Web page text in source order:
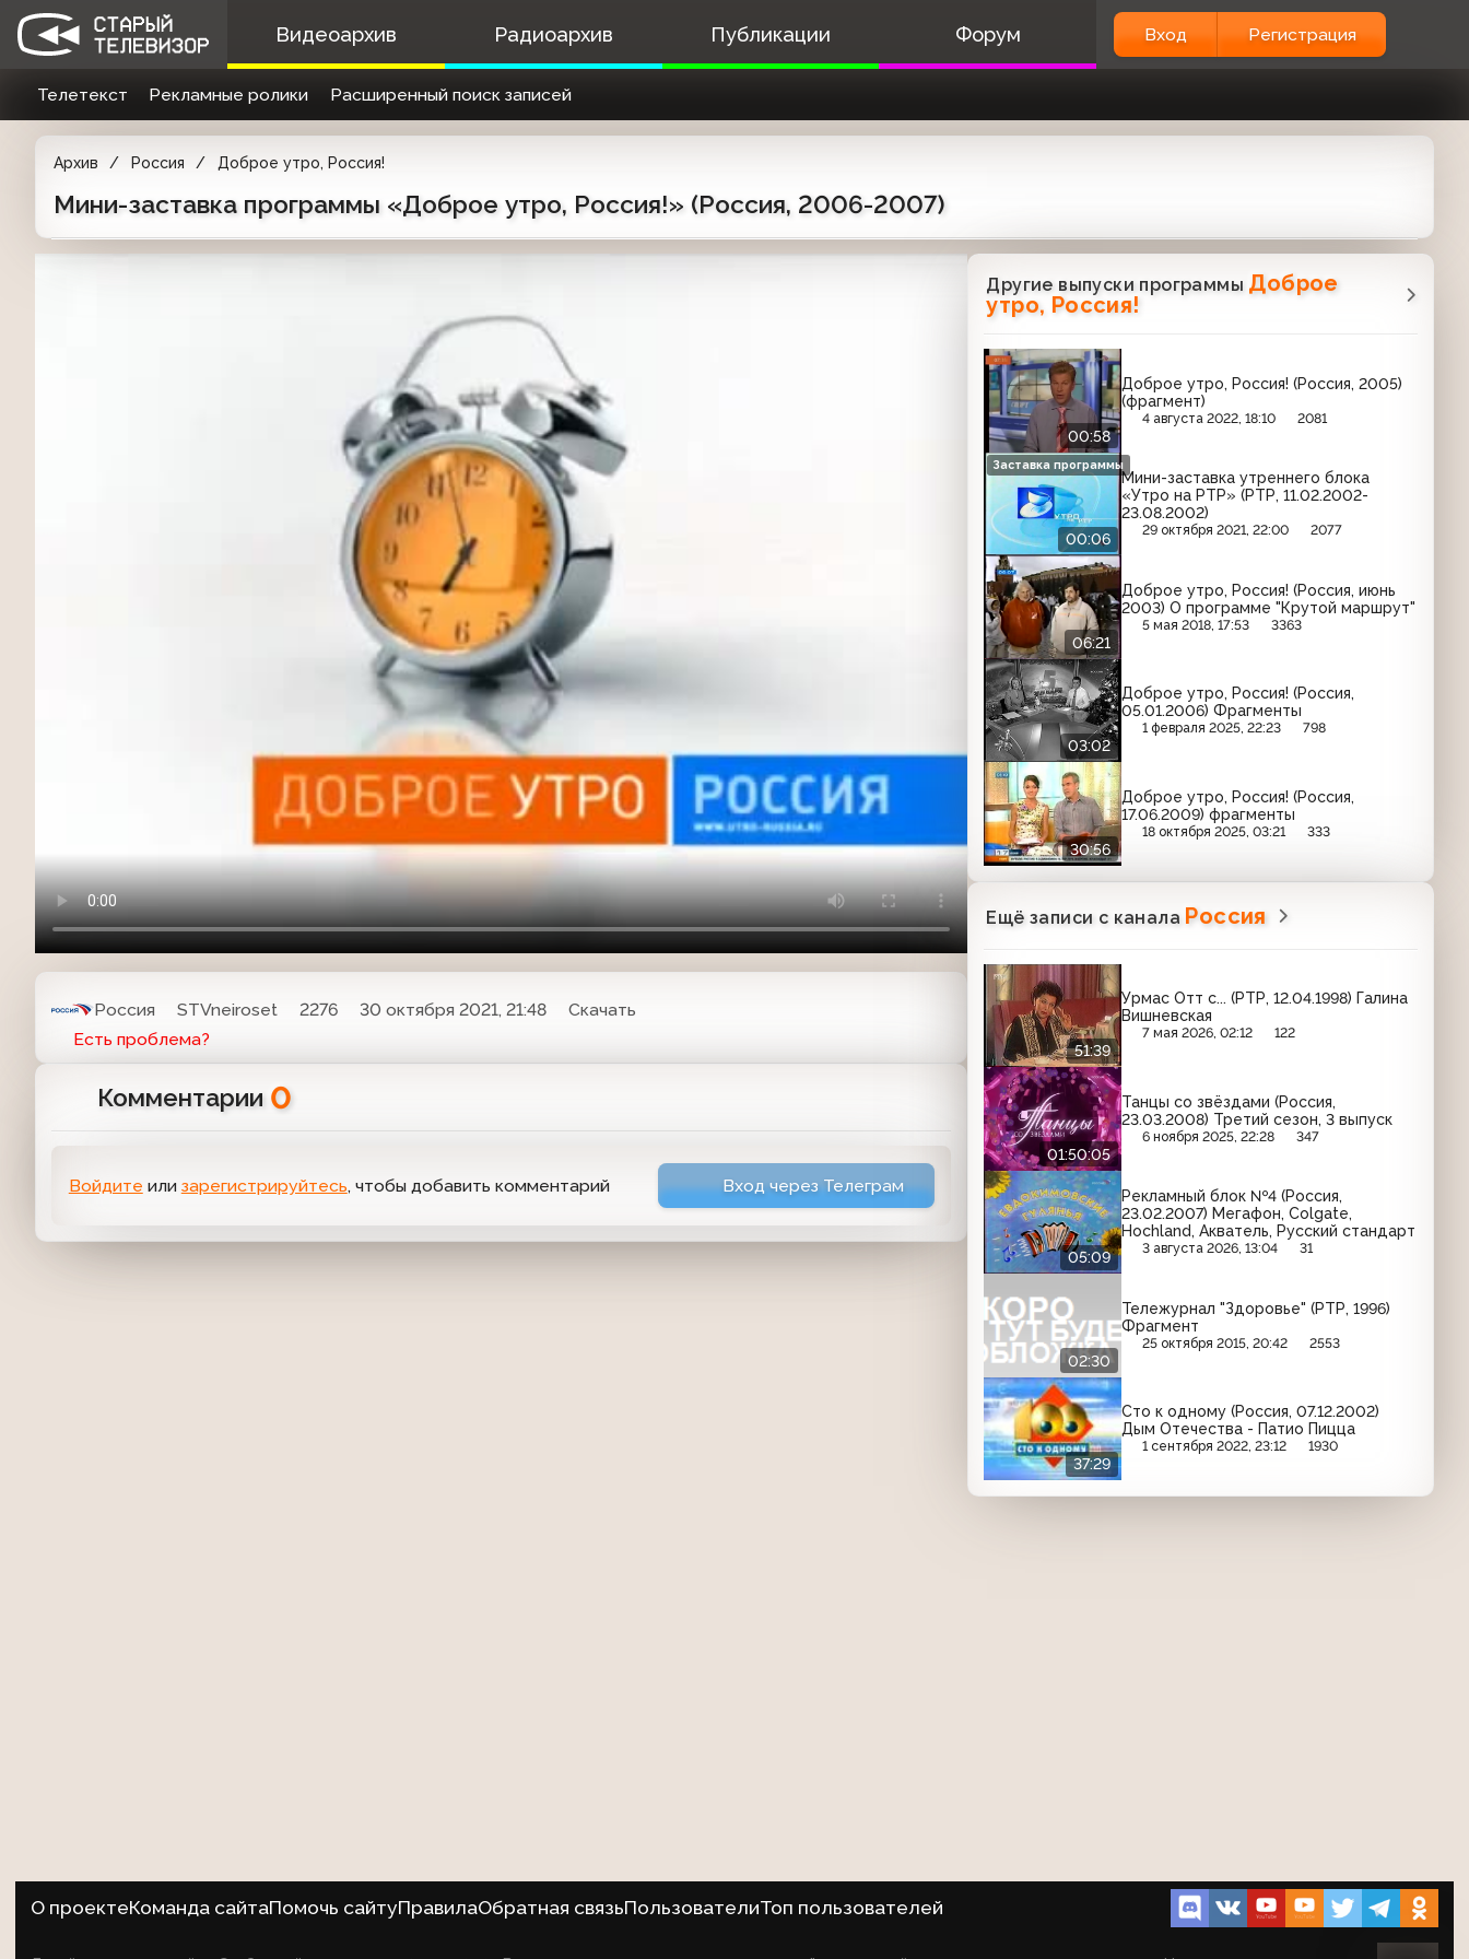
Видеоархив Радиоархив Публикации Форум Вход Регистрация
Телетекст Рекламные ролики Расширенный поиск записей
Архив Россия Доброе утро, Россия!
Мини-заставка программы «Доброе утро, Россия!» (Россия, 2006-2007)
Россия STVneiroset 2276 30 октября 2021, 21:48
Скачать
Есть проблема?
Комментарии 0
Войдите или зарегистрируйтесь, чтобы добавить комментарий Вход через Телеграм
Другие выпуски программы Доброе
утро, Россия!
00:58
Доброе утро, Россия! (Россия, 2005)
(фрагмент)
4 августа 2022, 18:10 2081
00:06
Мини-заставка утреннего блока
«Утро на РТР» (РТР, 11.02.2002-
23.08.2002)
29 октября 2021, 22:00 2077
Заставка программы
06:21
Доброе утро, Россия! (Россия, июнь
2003) О программе "Крутой маршрут"
5 мая 2018, 17:53 3363
03:02
Доброе утро, Россия! (Россия,
05.01.2006) Фрагменты
1 февраля 2025, 22:23 798
30:56
Доброе утро, Россия! (Россия,
17.06.2009) фрагменты
18 октября 2025, 03:21 333
Ещё записи с канала Россия
51:39
Урмас Отт с... (РТР, 12.04.1998) Галина
Вишневская
7 мая 2026, 02:12 122
01:50:05
Танцы со звёздами (Россия,
23.03.2008) Третий сезон, 3 выпуск
6 ноября 2025, 22:28 347
05:09
Рекламный блок №4 (Россия,
23.02.2007) Мегафон, Colgate,
Hochland, Акватель, Русский стандарт
3 августа 2026, 13:04 31
02:30
Тележурнал "Здоровье" (РТР, 1996)
Фрагмент
25 октября 2015, 20:42 2553
37:29
Сто к одному (Россия, 07.12.2002)
Дым Отечества - Патио Пицца
1 сентября 2022, 23:12 1930
О проектеКоманда сайтаПомочь сайтуПравилаОбратная связьПользователиТоп пользователей